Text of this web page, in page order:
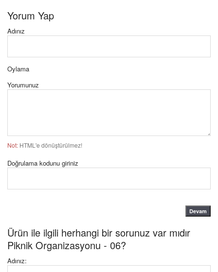
Yorum Yap
Adınız
Oylama
Yorumunuz
Not: HTML'e dönüştürülmez!
Doğrulama kodunu giriniz
Devam
Ürün ile ilgili herhangi bir sorunuz var mıdır
Piknik Organizasyonu - 06?
Adınız: